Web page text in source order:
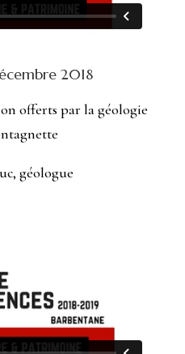
2018
offerts par la géologie
géologue